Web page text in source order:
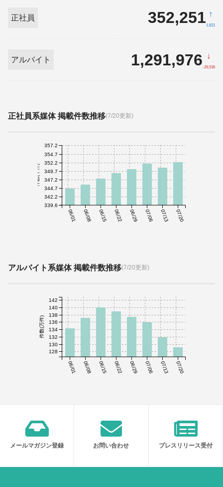
正社員 352,251 ↑
1,621
アルバイト 1,291,976 ↓
-26,536
正社員系媒体 掲載件数推移(7/20更新)
06/01 06/08 06/15 06/22 06/29 07/06 07/13 07/20
件数(千件)
339.6
342.2
344.7
347.2
349.7
352.2
354.7
357.2
アルバイト系媒体 掲載件数推移(7/20更新)
06/01 06/08 06/15 06/22 06/29 07/06 07/13 07/20
件数(万件)
128
130
132
134
136
138
140
142
メールマガジン登録 お問い合わせ プレスリリース受付